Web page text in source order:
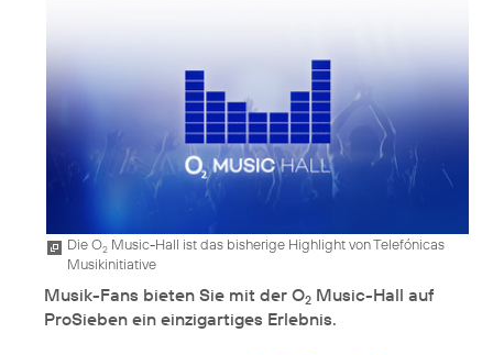
Die O2 Music-Hall ist das bisherige Highlight von Telefónicas
Musikinitiative
Musik-Fans bieten Sie mit der O2 Music-Hall auf
ProSieben ein einzigartiges Erlebnis.